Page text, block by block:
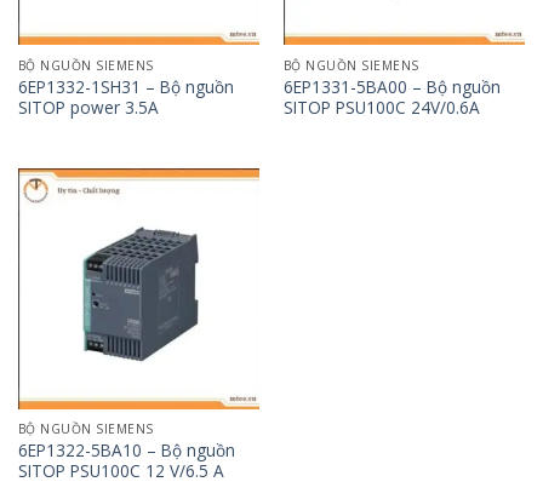
BỘ NGUỒN SIEMENS
6EP1332-1SH31 – Bộ nguồn
SITOP power 3.5A
BỘ NGUỒN SIEMENS
6EP1331-5BA00 – Bộ nguồn
SITOP PSU100C 24V/0.6A
BỘ NGUỒN SIEMENS
6EP1322-5BA10 – Bộ nguồn
SITOP PSU100C 12 V/6.5 A